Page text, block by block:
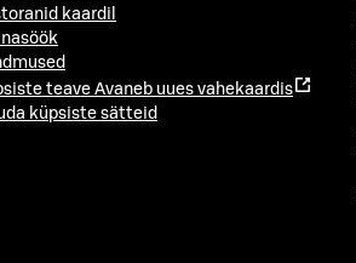
kaardil
teave Avaneb uues vahekaardis
küpsiste sätteid